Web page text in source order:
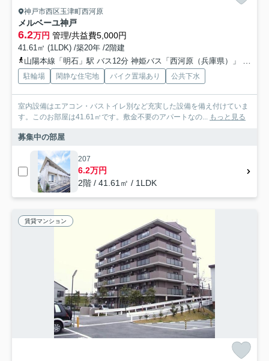
神戸市西区玉津町西河原
メルベーユ神戸
6.2万円 管理/共益費5,000円
41.61㎡ (1LDK) /築20年 /2階建
山陽本線「明石」駅 バス12分 神姫バス「西河原（兵庫県）」 停歩6分
駐輪場 閑静な住宅地 バイク置場あり 公共下水
室内設備はエアコン・バストイレ別など充実した設備を備え付けていま
す。このお部屋は41.61㎡です。敷金不要のアパートなの... もっと見る
募集中の部屋
207
6.2万円
2階 / 41.61㎡ / 1LDK
賃貸マンション